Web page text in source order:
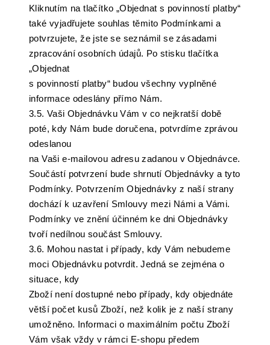
Kliknutím na tlačítko „Objednat s povinností platby“
také vyjadřujete souhlas těmito Podmínkami a
potvrzujete, že jste se seznámil se zásadami
zpracování osobních údajů. Po stisku tlačítka
„Objednat
s povinností platby“ budou všechny vyplněné
informace odeslány přímo Nám.
3.5. Vaši Objednávku Vám v co nejkratší době
poté, kdy Nám bude doručena, potvrdíme zprávou
odeslanou
na Vaši e-mailovou adresu zadanou v Objednávce.
Součástí potvrzení bude shrnutí Objednávky a tyto
Podmínky. Potvrzením Objednávky z naší strany
dochází k uzavření Smlouvy mezi Námi a Vámi.
Podmínky ve znění účinném ke dni Objednávky
tvoří nedílnou součást Smlouvy.
3.6. Mohou nastat i případy, kdy Vám nebudeme
moci Objednávku potvrdit. Jedná se zejména o
situace, kdy
Zboží není dostupné nebo případy, kdy objednáte
větší počet kusů Zboží, než kolik je z naší strany
umožněno. Informaci o maximálním počtu Zboží
Vám však vždy v rámci E-shopu předem